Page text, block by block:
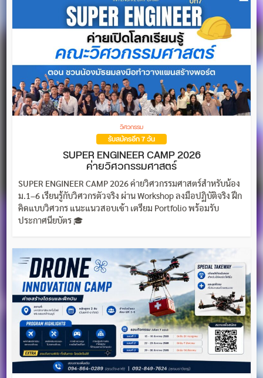
วิศวกรรม
รับสมัครอีก 7 วัน
SUPER ENGINEER CAMP 2026
ค่ายวิศวกรรมศาสตร์
SUPER ENGINEER CAMP 2026 ค่ายวิศวกรรมศาสตร์สำหรับน้อง
ม.1–6 เรียนรู้กับวิศวกรตัวจริง ผ่าน Workshop ลงมือปฏิบัติจริง ฝึก
คิดแบบวิศวกร แนะแนวสอบเข้า เตรียม Portfolio พร้อมรับ
ประกาศนียบัตร 🎓